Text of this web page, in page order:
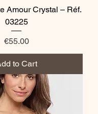
Amour Crystal – Réf.
03225
Price
€55.00
to Cart